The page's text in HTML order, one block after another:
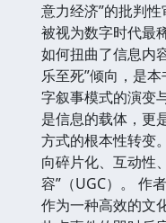
意力经济”的批判
被视为数字时代最
如何扭曲了信息内
乐至死”倾向，是
字叙事模式的演变
是信息的载体，更
方式的根本性转变
向碎片化、互动性
容”（UGC）。 作
作为一种高效的文